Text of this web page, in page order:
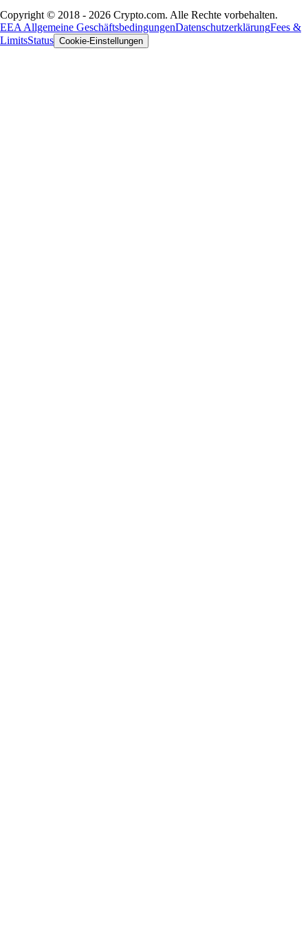
Copyright © 2018 - 2026 Crypto.com. Alle Rechte vorbehalten.
EEA Allgemeine GeschäftsbedingungenDatenschutzerklärungFees &
LimitsStatus Cookie-Einstellungen